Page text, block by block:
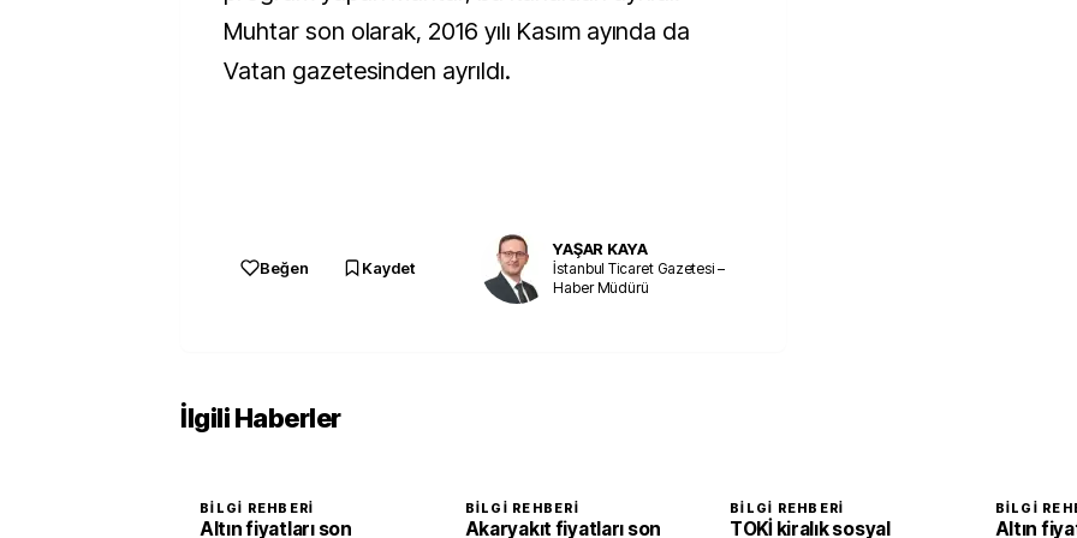
Muhtar son olarak, 2016 yılı Kasım ayında da
Vatan gazetesinden ayrıldı.
Beğen Kaydet
YAŞAR KAYA
İstanbul Ticaret Gazetesi –
Haber Müdürü
İlgili Haberler
BILGI REHBERI
Altın fiyatları son
BILGI REHBERI
Akaryakıt fiyatları son
BILGI REHBERI
TOKİ kiralık sosyal
BILGI
Altın